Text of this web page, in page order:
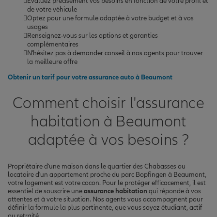
de votre véhicule
Optez pour une formule adaptée à votre budget et à vos
usages
Renseignez-vous sur les options et garanties
complémentaires
N'hésitez pas à demander conseil à nos agents pour trouver
la meilleure offre
Obtenir un tarif pour votreassurance auto à Beaumont
Comment choisir l'assurance
habitation à Beaumont
adaptée à vos besoins ?
Propriétaire d'une maison dans le quartier des Chabasses ou
locataire d'un appartement proche du parc Bopfingen à Beaumont,
votre logement est votre cocon. Pour le protéger efficacement, il est
essentiel de souscrire uneassurance habitation qui réponde à vos
attentes et à votre situation. Nos agents vous accompagnent pour
définir la formule la plus pertinente, que vous soyez étudiant, actif